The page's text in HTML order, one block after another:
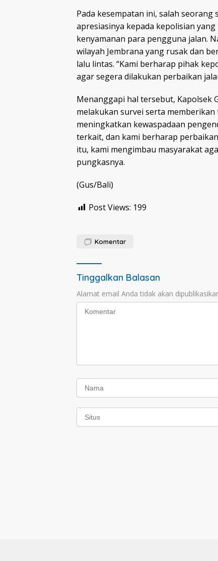
Pada kesempatan ini, salah
apresiasinya kepada kepolisian
kenyamanan para pengguna jalan.
wilayah Jembrana yang rusak dan
lalu lintas. “Kami berharap pihak
agar segera dilakukan perbaikan
Menanggapi hal tersebut, Kapolsek
melakukan survei serta
meningkatkan kewaspadaan
terkait, dan kami berharap
itu, kami mengimbau masyarakat
pungkasnya.
(Gus/Bali)
Post Views: 199
Komentar
Tinggalkan Balasan
Alamat email Anda tidak akan